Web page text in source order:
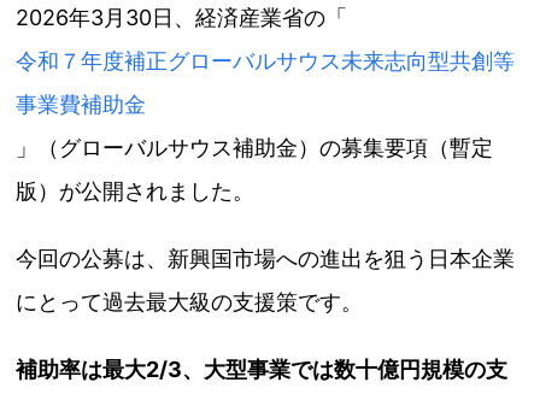
2026年3月30日、経済産業省の「
令和７年度補正グローバルサウス未来志向型共創等
事業費補助金
」（グローバルサウス補助金）の募集要項（暫定
版）が公開されました。
今回の公募は、新興国市場への進出を狙う日本企業
にとって過去最大級の支援策です。
補助率は最大2/3、大型事業では数十億円規模の支